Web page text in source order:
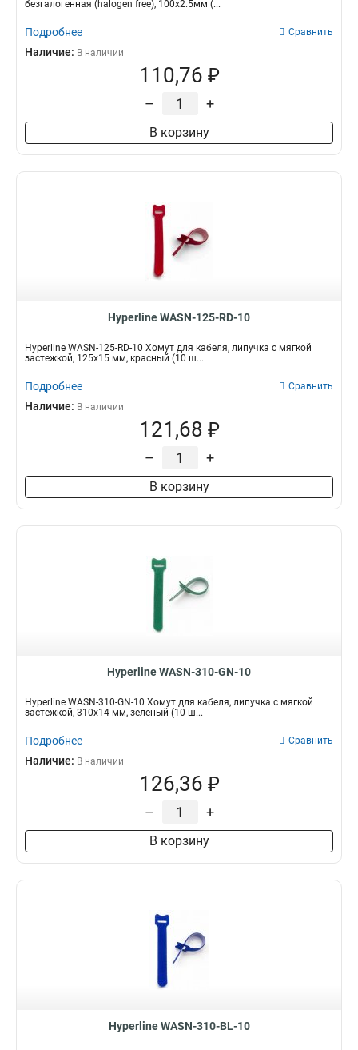
безгалогенная (halogen free), 100x2.5мм (...
Подробнее Сравнить
Наличие: В наличии
110,76 ₽
– +
В корзину
Hyperline WASN-125-RD-10
Hyperline WASN-125-RD-10 Хомут для кабеля, липучка с мягкой
застежкой, 125x15 мм, красный (10 ш...
Подробнее Сравнить
Наличие: В наличии
121,68 ₽
– +
В корзину
Hyperline WASN-310-GN-10
Hyperline WASN-310-GN-10 Хомут для кабеля, липучка с мягкой
застежкой, 310x14 мм, зеленый (10 ш...
Подробнее Сравнить
Наличие: В наличии
126,36 ₽
– +
В корзину
Hyperline WASN-310-BL-10